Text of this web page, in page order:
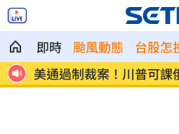
即時 颱風動態 台股怎
日本銀髮族瘋工作 逾4